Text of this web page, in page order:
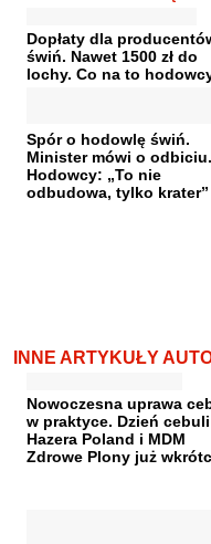
Dopłaty dla
świń. Nawet 1500 zł do
lochy. Co na to
Spór o hodowlę świń.
Minister mówi o odbiciu.
Hodowcy: „To nie
odbudowa, tylko krater”
INNE ARTYKUŁY
Nowoczesna uprawa
w praktyce. Dzień cebuli
Hazera Poland i MDM
Zdrowe Plony już